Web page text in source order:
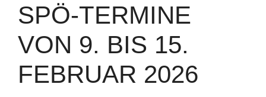
SPÖ-TERMINE
VON 9. BIS 15.
FEBRUAR 2026